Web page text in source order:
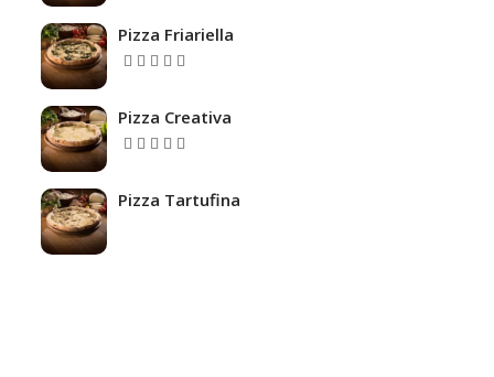
Pizza Friariella
Pizza Creativa
Pizza Tartufina